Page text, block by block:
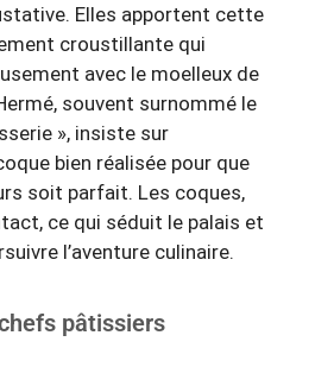
Elles apportent cette
croustillante qui
avec le moelleux de
souvent surnommé le
», insiste sur
bien réalisée pour que
soit parfait. Les coques,
ce qui séduit le palais et
l’aventure culinaire.
pâtissiers